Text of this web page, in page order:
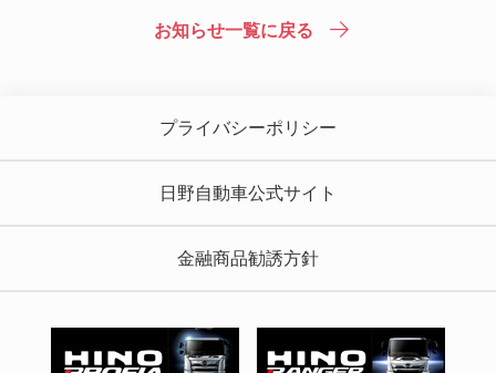
お知らせ一覧に戻る
プライバシーポリシー
日野自動車公式サイト
金融商品勧誘方針